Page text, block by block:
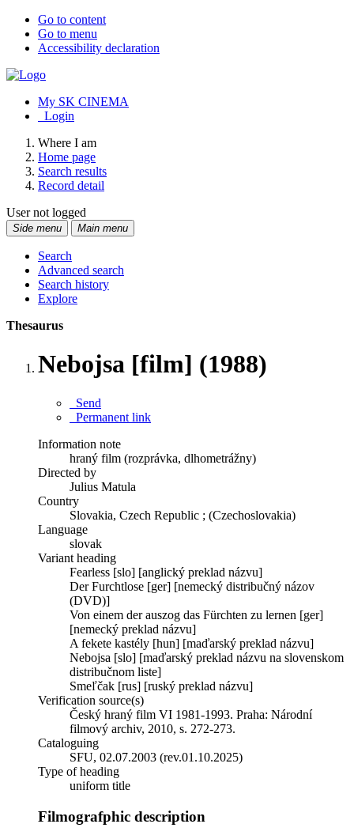
Go to content
Go to menu
Accessibility declaration
My SK CINEMA
Login
Where I am
Home page
Search results
Record detail
User not logged
Side menu Main menu
Search
Advanced search
Search history
Explore
Thesaurus
Nebojsa [film] (1988)
Send
Permanent link
Information note
hraný film (rozprávka, dlhometrážny)
Directed by
Julius Matula
Country
Slovakia, Czech Republic ; (Czechoslovakia)
Language
slovak
Variant heading
Fearless [slo] [anglický preklad názvu]
Der Furchtlose [ger] [nemecký distribučný názov
(DVD)]
Von einem der auszog das Fürchten zu lernen [ger]
[nemecký preklad názvu]
A fekete kastély [hun] [maďarský preklad názvu]
Nebojsa [slo] [maďarský preklad názvu na slovenskom
distribučnom liste]
Smeľčak [rus] [ruský preklad názvu]
Verification source(s)
Český hraný film VI 1981-1993. Praha: Národní
filmový archiv, 2010, s. 272-273.
Cataloguing
SFU, 02.07.2003 (rev.01.10.2025)
Type of heading
uniform title
Filmografphic description